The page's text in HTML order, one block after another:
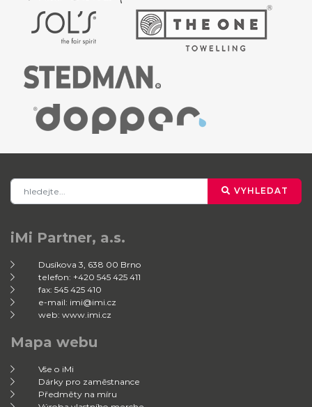
VYHLEDAT
iMi Partner, a.s.
Dusíkova 3, 638 00 Brno
telefon: +420 545 425 411
fax: 545 425 410
e-mail: imi@imi.cz
web: www.imi.cz
Mapa webu
Vše o iMi
Dárky pro zaměstnance
Předměty na míru